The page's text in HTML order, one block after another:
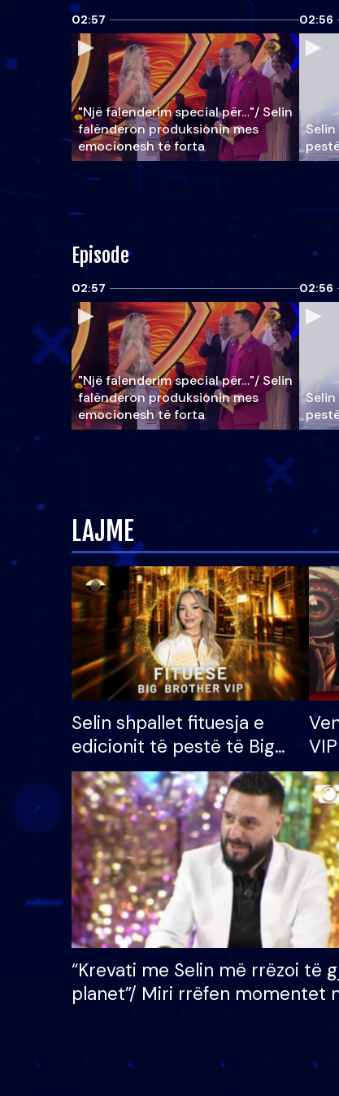
02:57
"Një falenderim special për…"/ Selin
falënderon produksionin mes
emocionesh të forta
02:56
Episode
02:57
"Një falenderim special për…"/ Selin
falënderon produksionin mes
emocionesh të forta
02:56
LAJME
Selin shpallet fituesja e
edicionit të pestë të Big
Brother VIP, rrëmben
çmimin e madh prej 100
mijë eurosh
“Krevati me Selin më rrëzoi të
planet”/ Miri rrëfen momentet
bukura në shtëpinë e BB VIP: